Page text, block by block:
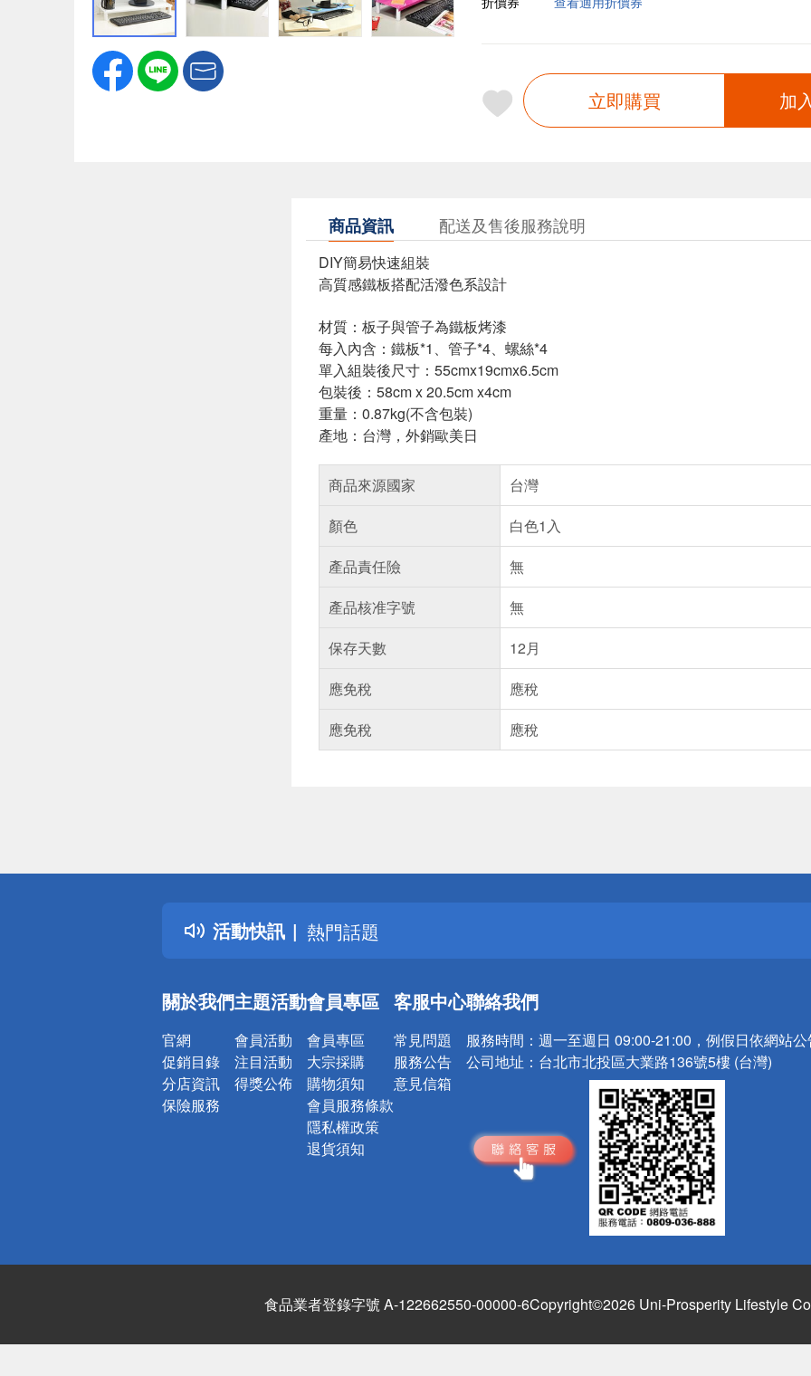
立即購買 加
商品資訊 配送及售後服務說明
DIY簡易快速組裝
高質感鐵板搭配活潑色系設計
材質：板子與管子為鐵板烤漆
每入內含：鐵板*1、管子*4、螺絲*4
單入組裝後尺寸：55cmx19cmx6.5cm
包裝後：58cm x 20.5cm x4cm
重量：0.87kg(不含包裝)
產地：台灣，外銷歐美日
商品來源國家
台灣
顏色
白色1入
產品責任險
無
產品核准字號
無
保存天數
12月
應免稅
應稅
應免稅
應稅
活動快訊
詐騙網頁！請小心！
得獎公告
熱門話題
銀行優惠
詐騙網頁！請小心！
關於我們
官網
促銷目錄
分店資訊
保險服務
主題活動
會員活動
注目活動
得獎公佈
會員專區
會員專區
大宗採購
購物須知
會員服務條款
隱私權政策
退貨須知
客服中心
常見問題
服務公告
意見信箱
聯絡我們
服務時間： 週一至週日 09:00-21:00，例假日依網站
公司地址： 台北市北投區大業路136號5樓 (台灣)
食品業者登錄字號 A-122662550-00000-6Copyright©2026 Uni-Prosperity Lifestyle